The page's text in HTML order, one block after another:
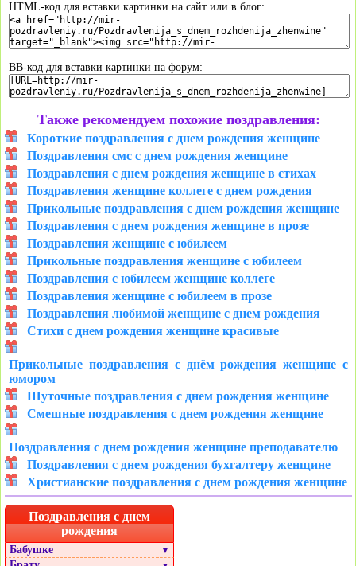
HTML-код для вставки картинки на сайт или в блог:
BB-код для вставки картинки на форум:
Также рекомендуем похожие поздравления:
Короткие поздравления с днем рождения женщине
Поздравления смс с днем рождения женщине
Поздравления с днем рождения женщине в стихах
Поздравления женщине коллеге с днем рождения
Прикольные поздравления с днем рождения женщине
Поздравления с днем рождения женщине в прозе
Поздравления женщине с юбилеем
Прикольные поздравления женщине с юбилеем
Поздравления с юбилеем женщине коллеге
Поздравления женщине с юбилеем в прозе
Поздравления любимой женщине с днем рождения
Стихи с днем рождения женщине красивые
Прикольные поздравления с днём рождения женщине с
юмором
Шуточные поздравления с днем рождения женщине
Смешные поздравления с днем рождения женщине
Поздравления с днем рождения женщине преподавателю
Поздравления с днем рождения бухгалтеру женщине
Христианские поздравления с днем рождения женщине
Поздравления с днем
рождения
Бабушке ▼